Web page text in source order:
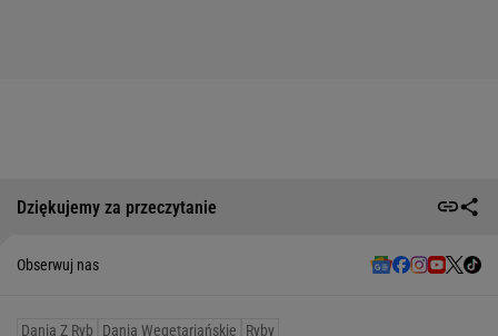
Dziękujemy za przeczytanie
Obserwuj nas
Dania Z Ryb Dania Wegetariańskie Ryby